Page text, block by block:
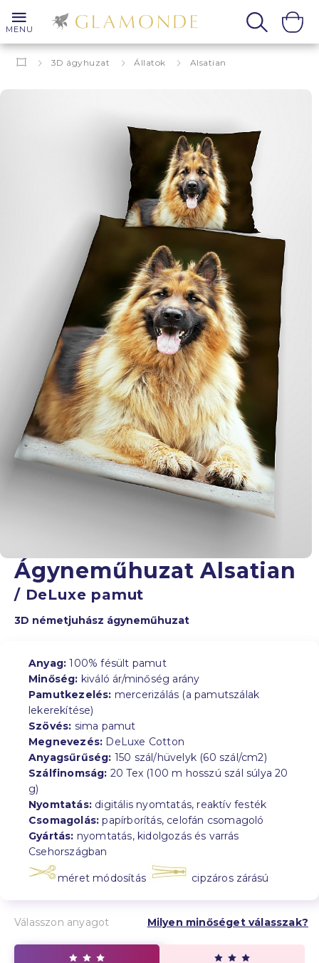
MENU
3D ágyhuzat Állatok Alsatian
Ágyneműhuzat Alsatian
/ DeLuxe pamut
3D németjuhász ágyneműhuzat
Anyag: 100% fésült pamut
Minőség: kiváló ár/minőség arány
Pamutkezelés: mercerizálás (a pamutszálak
lekerekítése)
Szövés: sima pamut
Megnevezés: DeLuxe Cotton
Anyagsűrűség: 150 szál/hüvelyk (60 szál/cm2)
Szálfinomság: 20 Tex (100 m hosszú szál súlya 20
g)
Nyomtatás: digitális nyomtatás, reaktív festék
Csomagolás: papírborítás, celofán csomagoló
Gyártás: nyomtatás, kidolgozás és varrás
Csehországban
méret módosítás cipzáros zárású
Válasszon anyagot Milyen minőséget válasszak?